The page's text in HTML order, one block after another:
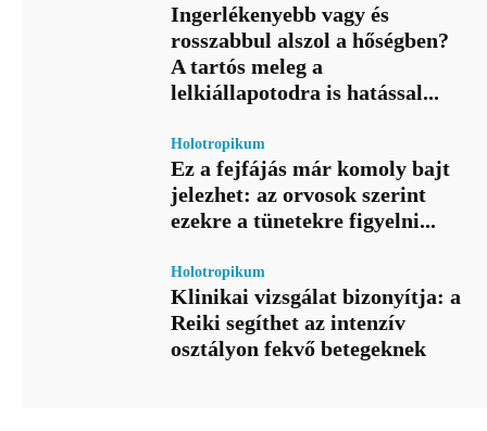
Ingerlékenyebb vagy és
rosszabbul alszol a hőségben?
A tartós meleg a
lelkiállapotodra is hatással...
Holotropikum
Ez a fejfájás már komoly bajt
jelezhet: az orvosok szerint
ezekre a tünetekre figyelni...
Holotropikum
Klinikai vizsgálat bizonyítja: a
Reiki segíthet az intenzív
osztályon fekvő betegeknek